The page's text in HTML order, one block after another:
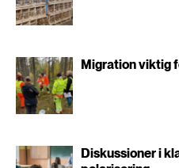
Migration viktig
Diskussioner i